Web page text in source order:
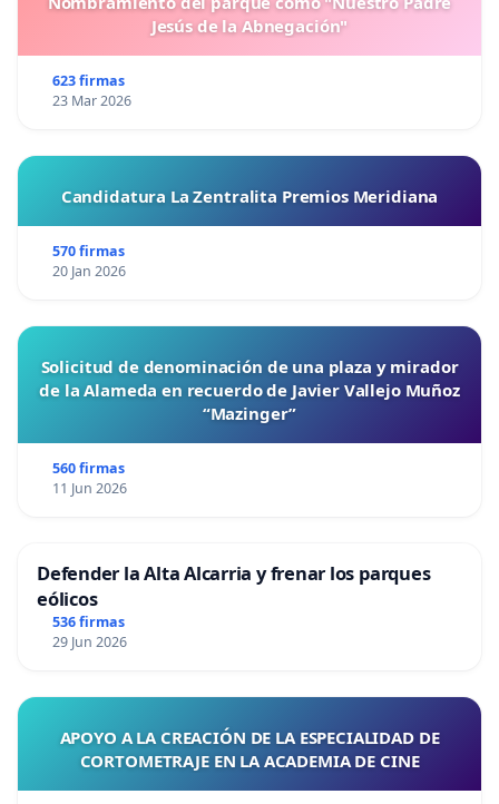
Jesús de la Abnegación"
623 firmas
23 Mar 2026
Candidatura La Zentralita Premios Meridiana
570 firmas
20 Jan 2026
Solicitud de denominación de una plaza y mirador
de la Alameda en recuerdo de Javier Vallejo Muñoz
“Mazinger”
560 firmas
11 Jun 2026
Defender la Alta Alcarria y frenar los parques
eólicos
536 firmas
29 Jun 2026
APOYO A LA CREACIÓN DE LA ESPECIALIDAD DE
CORTOMETRAJE EN LA ACADEMIA DE CINE